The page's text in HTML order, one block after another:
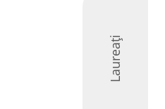
Laureați